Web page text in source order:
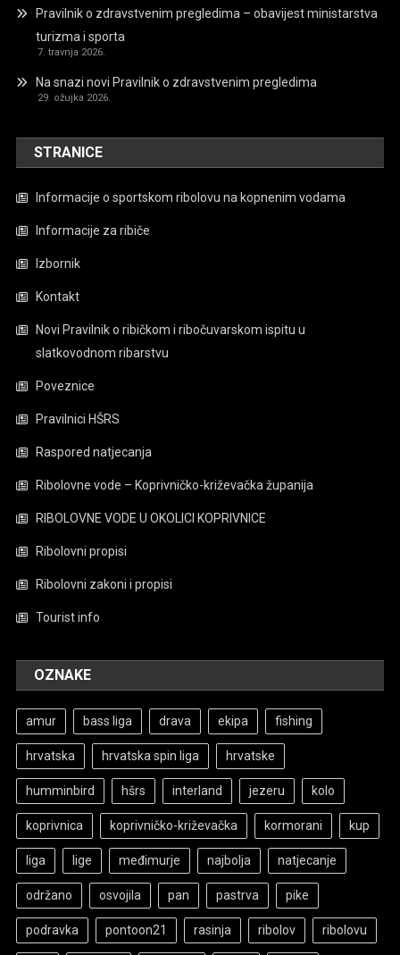
Pravilnik o zdravstvenim pregledima – obavijest ministarstva
turizma i sporta
7. travnja 2026.
Na snazi novi Pravilnik o zdravstvenim pregledima
29. ožujka 2026.
STRANICE
Informacije o sportskom ribolovu na kopnenim vodama
Informacije za ribiče
Izbornik
Kontakt
Novi Pravilnik o ribičkom i ribočuvarskom ispitu u
slatkovodnom ribarstvu
Poveznice
Pravilnici HŠRS
Raspored natjecanja
Ribolovne vode – Koprivničko-križevačka županija
RIBOLOVNE VODE U OKOLICI KOPRIVNICE
Ribolovni propisi
Ribolovni zakoni i propisi
Tourist info
OZNAKE
amur bass liga drava ekipa fishing
hrvatska hrvatska spin liga hrvatske
humminbird hšrs interland jezeru kolo
koprivnica koprivničko-križevačka kormorani kup
liga lige međimurje najbolja natjecanje
održano osvojila pan pastrva pike
podravka pontoon21 rasinja ribolov ribolovu